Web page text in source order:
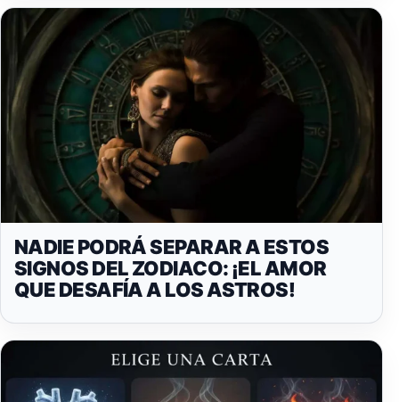
NADIE PODRÁ SEPARAR A ESTOS
SIGNOS DEL ZODIACO: ¡EL AMOR
QUE DESAFÍA A LOS ASTROS!